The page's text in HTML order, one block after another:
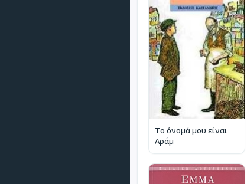
Το όνομά μου είναι
Αράμ